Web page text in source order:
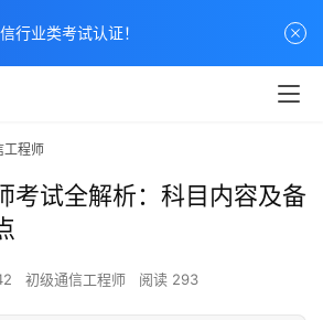
工程师
考试全解析：科目内容及备
初级通信工程师 阅读 293
行业类考试认证！